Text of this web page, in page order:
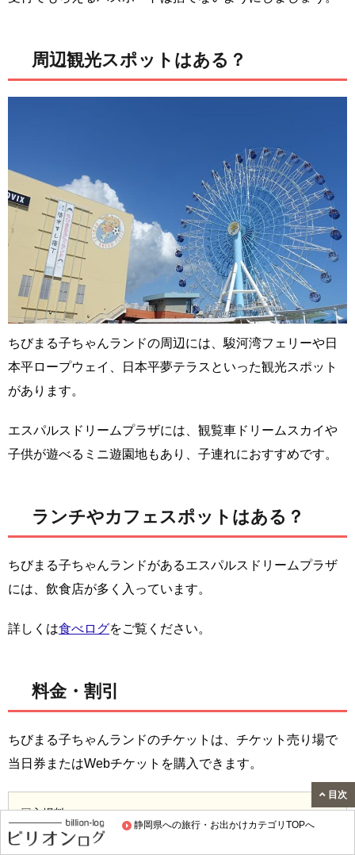
静岡県への旅行・お出かけカテゴリTOPへ
周辺観光スポットはある？
ちびまる子ちゃんランドの周辺には、駿河湾フェリーや日
本平ロープウェイ、日本平夢テラスといった観光スポット
があります。
エスパルスドリームプラザには、観覧車ドリームスカイや
子供が遊べるミニ遊園地もあり、子連れにおすすめです。
ランチやカフェスポットはある？
ちびまる子ちゃんランドがあるエスパルスドリームプラザ
には、飲食店が多く入っています。
詳しくは食べログをご覧ください。
料金・割引
ちびまる子ちゃんランドのチケットは、チケット売り場で
当日券またはWebチケットを購入できます。
▽入場料
大人(中学生以上)：1,000円(税込)
小人(3歳〜小学生)：700円(税込)
目次